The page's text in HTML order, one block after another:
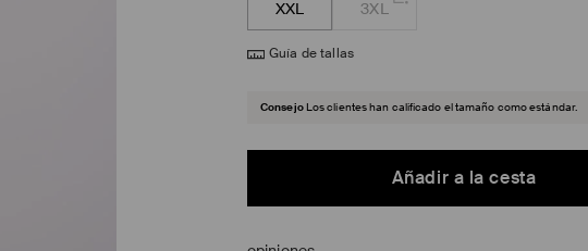
XXL 3XL
Guía de tallas
Consejo Los clientes han calificado el tamaño como estándar.
Añadir a la cesta